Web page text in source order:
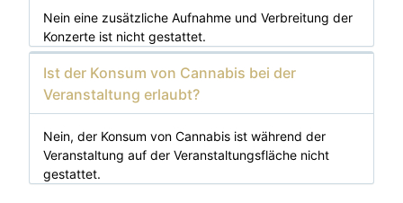
Nein eine zusätzliche Aufnahme und Verbreitung der
Konzerte ist nicht gestattet.
Ist der Konsum von Cannabis bei der
Veranstaltung erlaubt?
Nein, der Konsum von Cannabis ist während der
Veranstaltung auf der Veranstaltungsfläche nicht
gestattet.